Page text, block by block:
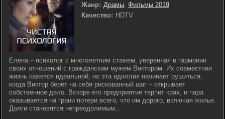
Жанр: Драмы, Фильмы 2019
Качество: HDTV
Елена – психолог с многолетним стажем, уверенная в гармонии
своих отношений с гражданским мужем Виктором. Их совместная
жизнь кажется идеальной, но эта идиллия начинает рушиться,
когда Виктор берет на себя рискованный шаг – открывает
собственное дело. Вскоре его предприятие терпит крах, и пара
оказывается на грани потери всего, что им дорого, включая жилье.
Долги становятся непреодолимым...